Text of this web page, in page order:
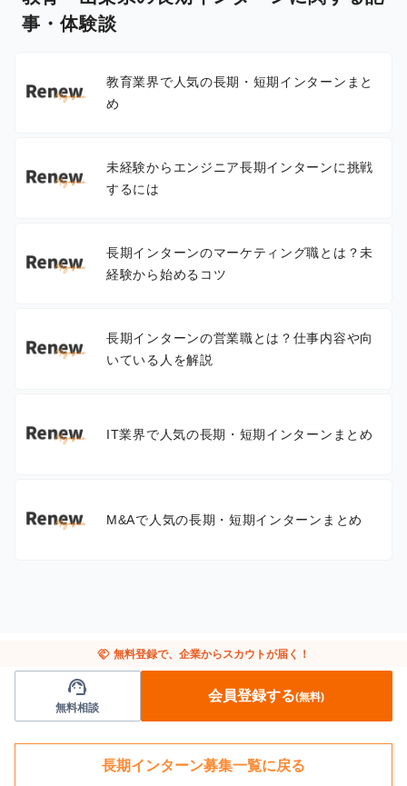
事・体験談
教育業界で人気の長期・短期インターンまと
め
未経験からエンジニア長期インターンに挑戦
するには
長期インターンのマーケティング職とは？未
経験から始めるコツ
長期インターンの営業職とは？仕事内容や向
いている人を解説
IT業界で人気の長期・短期インターンまとめ
M&Aで人気の長期・短期インターンまとめ
handshake 無料登録で、企業からスカウトが届く！
support_agent
無料相談
会員登録する(無料)
長期インターン募集一覧に戻る